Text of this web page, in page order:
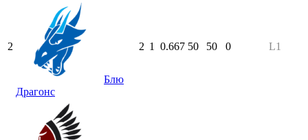
2
Блю
Драгонс
2 1 0.667 50 50 0 L1